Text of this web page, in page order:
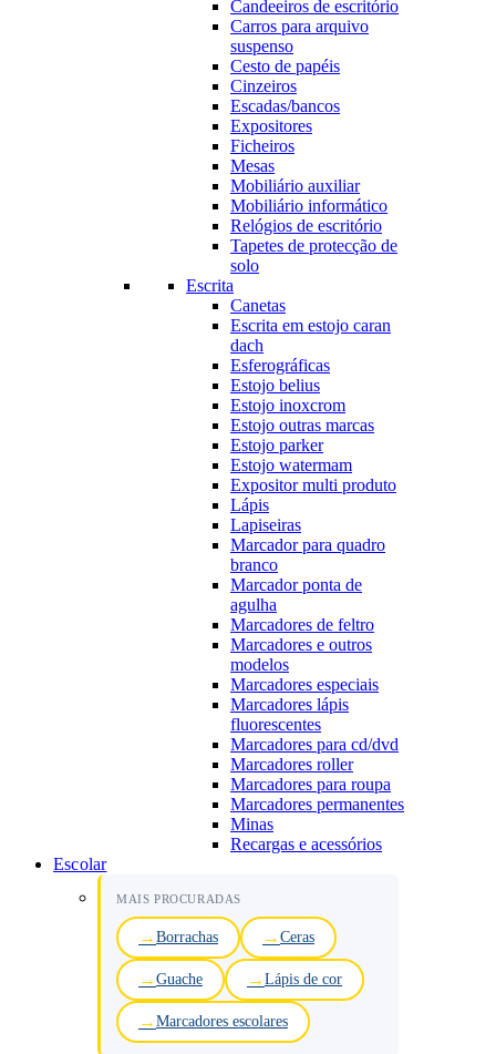
Candeeiros de escritório
Carros para arquivo
suspenso
Cesto de papéis
Cinzeiros
Escadas/bancos
Expositores
Ficheiros
Mesas
Mobiliário auxiliar
Mobiliário informático
Relógios de escritório
Tapetes de protecção de
solo
Escrita
Canetas
Escrita em estojo caran
dach
Esferográficas
Estojo belius
Estojo inoxcrom
Estojo outras marcas
Estojo parker
Estojo watermam
Expositor multi produto
Lápis
Lapiseiras
Marcador para quadro
branco
Marcador ponta de
agulha
Marcadores de feltro
Marcadores e outros
modelos
Marcadores especiais
Marcadores lápis
fluorescentes
Marcadores para cd/dvd
Marcadores roller
Marcadores para roupa
Marcadores permanentes
Minas
Recargas e acessórios
Escolar
MAIS PROCURADAS
Borrachas Ceras
Guache Lápis de cor
Marcadores escolares